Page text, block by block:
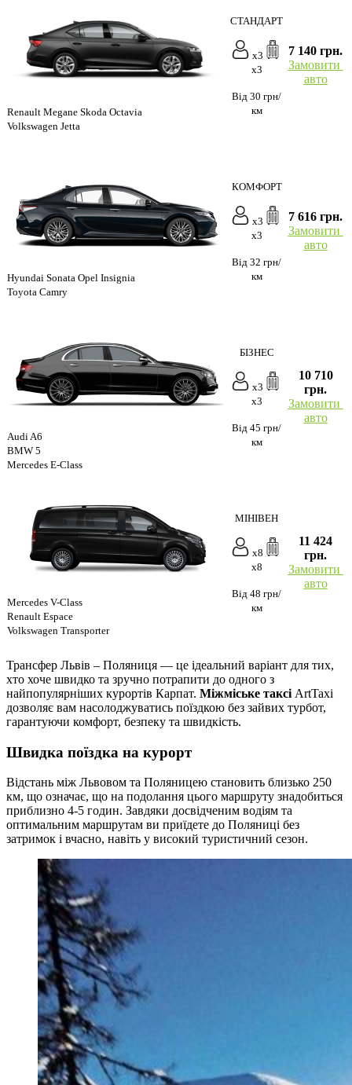
Renault Megane Skoda Octavia
Volkswagen Jetta
СТАНДАРТ
x3
x3
Від 30 грн/
км
7 140 грн.
Замовити
авто
Hyundai Sonata Opel Insignia
Toyota Camry
КОМФОРТ
x3
x3
Від 32 грн/
км
7 616 грн.
Замовити
авто
Audi A6
BMW 5
Mercedes E-Class
БІЗНЕС
x3
x3
Від 45 грн/
км
10 710
грн.
Замовити
авто
Mercedes V-Class
Renault Espace
Volkswagen Transporter
МІНІВЕН
x8
x8
Від 48 грн/
км
11 424
грн.
Замовити
авто
Трансфер Львів – Поляниця — це ідеальний варіант для тих,
хто хоче швидко та зручно потрапити до одного з
найпопулярніших курортів Карпат. Міжміське таксі ArtTaxi
дозволяє вам насолоджуватись поїздкою без зайвих турбот,
гарантуючи комфорт, безпеку та швидкість.
Швидка поїздка на курорт
Відстань між Львовом та Поляницею становить близько 250
км, що означає, що на подолання цього маршруту знадобиться
приблизно 4-5 годин. Завдяки досвідченим водіям та
оптимальним маршрутам ви приїдете до Поляниці без
затримок і вчасно, навіть у високий туристичний сезон.